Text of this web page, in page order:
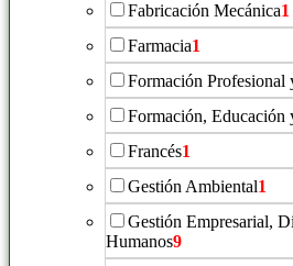
Fabricación Mecánica1
Farmacia1
Formación Profesional
Formación, Educación
Francés1
Gestión Ambiental1
Gestión Empresarial,
Humanos9